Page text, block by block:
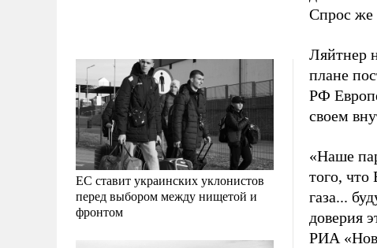
ЕС ставит украинских уклонистов
перед выбором между нищетой и
фронтом
Спрос же
Ляйтнер
плане
РФ
своем
«Наше
того,
газа...
доверия
РИА